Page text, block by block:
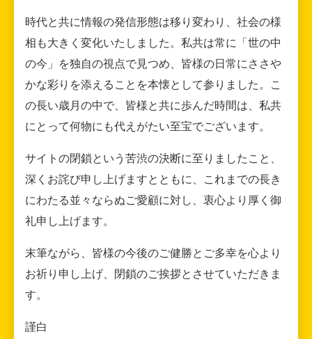
時代と共に情報の発信形態は移り変わり、社会の様
相も大きく変化いたしました。私共は常に「世の中
の今」を独自の視点で見つめ、皆様の日常にささや
かな彩りを添えることを本懐として参りました。こ
の長い歳月の中で、皆様と共に歩んだ時間は、私共
にとって何物にも代えがたい至宝でございます。
サイトの閉鎖という苦渋の決断に至りましたこと、
深くお詫び申し上げますとともに、これまでの長き
にわたる並々ならぬご愛顧に対し、衷心より厚く御
礼申し上げます。
末筆ながら、皆様の今後のご健勝とご多幸を心より
お祈り申し上げ、閉鎖のご挨拶とさせていただきま
す。
謹白